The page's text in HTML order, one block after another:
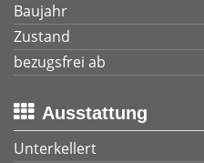
Baujahr
Zustand
bezugsfrei ab
Ausstattung
Unterkellert